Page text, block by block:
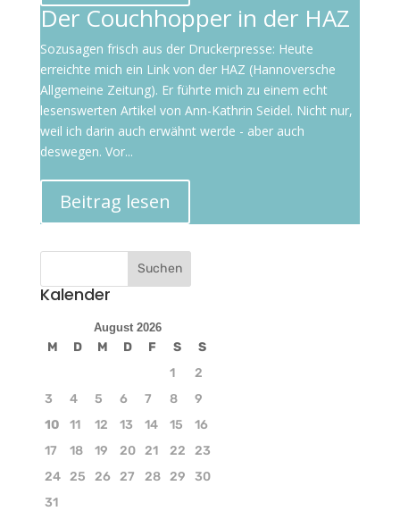
Der Couchhopper in der HAZ
Sozusagen frisch aus der Druckerpresse: Heute
erreichte mich ein Link von der HAZ (Hannoversche
Allgemeine Zeitung). Er führte mich zu einem echt
lesenswerten Artikel von Ann-Kathrin Seidel. Nicht nur,
weil ich darin auch erwähnt werde - aber auch
deswegen. Vor...
Beitrag lesen
Kalender
August 2026
M D M D F S
S
1
2
3
4 5 6 7 8
9
10
11 12 13 14 15
16
17
18 19 20 21 22
23
24
25 26 27 28 29
30
31